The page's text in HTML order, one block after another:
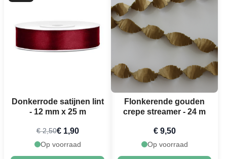
Donkerrode satijnen lint
- 12 mm x 25 m
€ 2,50€ 1,90
Op voorraad
Flonkerende gouden
crepe streamer - 24 m
€ 9,50
Op voorraad